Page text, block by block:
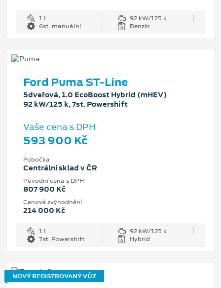
1 l
92 kW/125 k
6st. manuální
Benzín
Ford Puma ST-Line
5dveřová, 1.0 EcoBoost Hybrid (mHEV)
92 kW/125 k, 7st. Powershift
Vaše cena s DPH
593 900 Kč
Pobočka
Centrální sklad v ČR
Původní cena s DPH
807 900 Kč
Cenové zvýhodnění
214 000 Kč
1 l
92 kW/125 k
7st. Powershift
Hybrid
NOVÝ REGISTROVANÝ VŮZ